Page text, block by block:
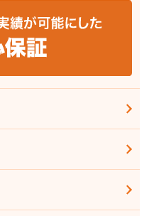
給センター
所
パンガス部